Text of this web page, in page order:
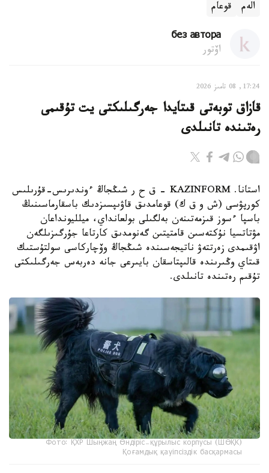
الەم قوعام
без автора
اۆتور
17:24, 08 تامىز 2026
قازاق توبەتى قىتايدا جەرگىلىكتى يت تۇقىمى
رەتىندە تانىلدى
استانا. KAZINFORM – ق ح ر شىڭجاڭ ءوندىرىس-قۇرىلىس
كورپۋسى (ش و ق ك) قوعامدىق قاۋىپسىزدىك باسقارماسىنىڭ
باسپا ءسوز قىزمەتىنەن بەلگىلى بولعانداي، ميلليونداعان
مۋتاتسيا نۇكتەسىن قامتيتىن گەنومدىق كارتاعا جۇرگىزىلگەن
اۋقىمدى زەرتتەۋ ناتيجەسىندە شىڭجاڭ وۆچاركاسى سولتۇستىك
قىتاي وڭىرىندە قالىپتاسقان بايىرعى جانە دەربەس جەرگىلىكتى
تۇقىم رەتىندە تانىلدى.
Фото: ҚХР Шыңжаң Өндіріс-құрылыс корпусы (ШӨҚК)
Қоғамдық қауіпсіздік басқармасы